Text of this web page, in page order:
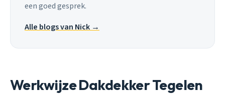
een goed gesprek.
Alle blogs van Nick →
Werkwijze Dakdekker Tegelen